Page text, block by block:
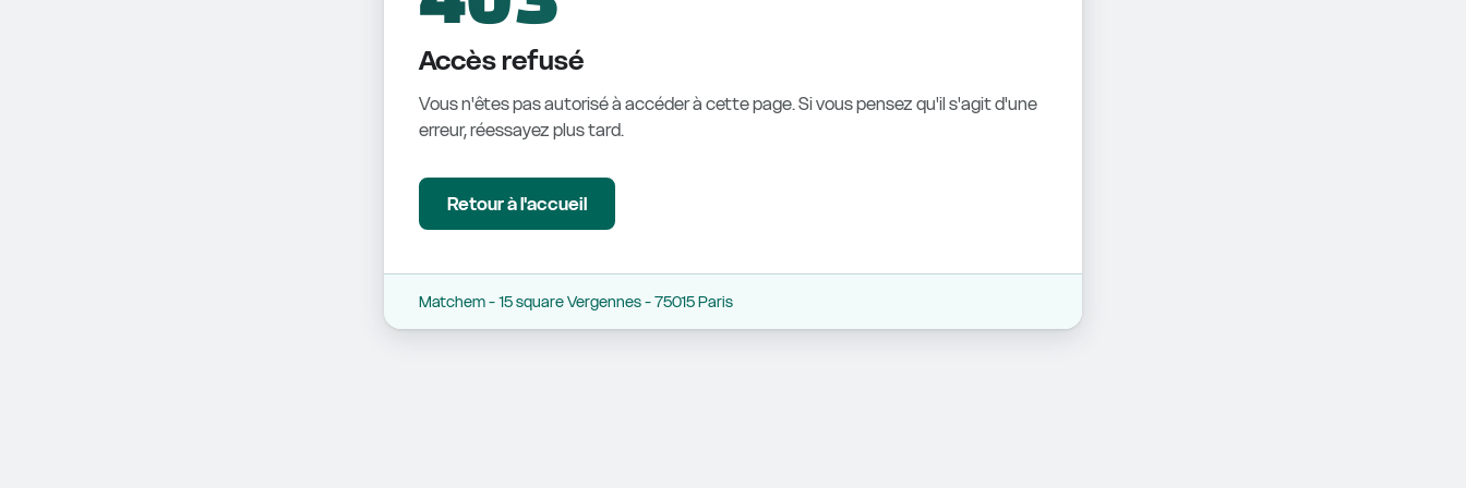
Accès refusé
Vous n'êtes pas autorisé à accéder à cette page. Si vous pensez qu'il s'agit d'une
erreur, réessayez plus tard.
Retour à l'accueil
Matchem - 15 square Vergennes - 75015 Paris